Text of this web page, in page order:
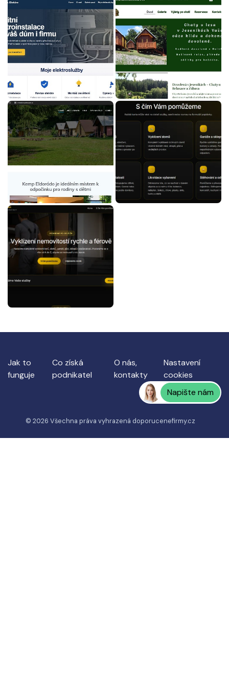
Jak to
funguje
Co získá
podnikatel
O nás,
kontakty
Nastavení
cookies
Napište nám
© 2026 Všechna práva vyhrazená doporucenefirmy.cz